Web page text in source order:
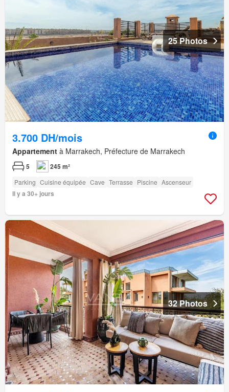
25 Photos
3.700 DH/mois
Appartement à Marrakech, Préfecture de Marrakech
5 245 m²
Parking Cuisine équipée Cave Terrasse Piscine Ascenseur
Il y a 30+ jours
32 Photos